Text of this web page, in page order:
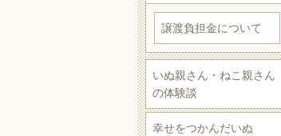
譲渡負担金について
いぬ親さん・ねこ親さん
の体験談
幸せをつかんだいぬ